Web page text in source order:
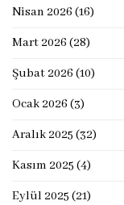
Nisan 2026 (16)
Mart 2026 (28)
Şubat 2026 (10)
Ocak 2026 (3)
Aralık 2025 (32)
Kasım 2025 (4)
Eylül 2025 (21)